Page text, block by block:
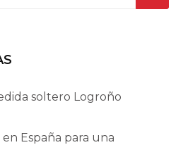
soltero Logroño
España para una